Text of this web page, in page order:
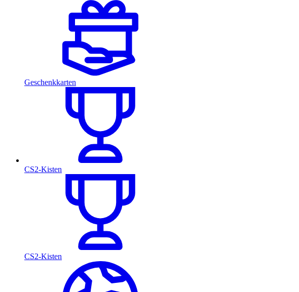
Geschenkkarten
CS2-Kisten
CS2-Kisten